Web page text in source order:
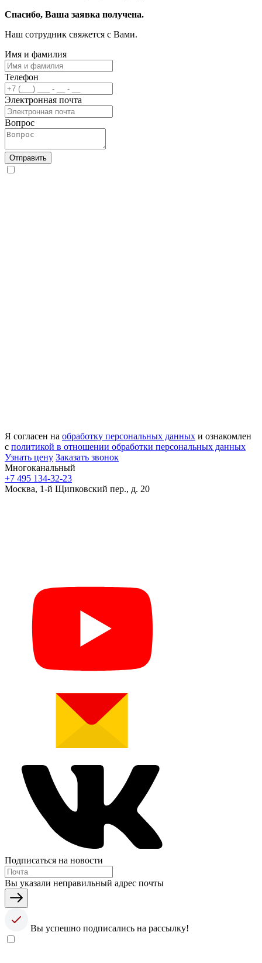
Спасибо, Ваша заявка получена.
Наш сотрудник свяжется с Вами.
Имя и фамилия
Телефон
Электронная почта
Вопрос
Отправить
Я согласен на обработку персональных данных и ознакомлен
с политикой в отношении обработки персональных данных
Узнать цену Заказать звонок
Многоканальный
+7 495 134-32-23
Москва, 1-й Щипковский пер., д. 20
Подписаться на новости
Вы указали неправильный адрес почты
Вы успешно подписались на рассылку!